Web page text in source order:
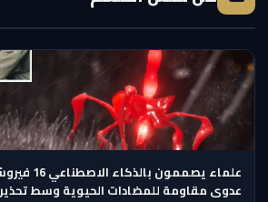
علماء
عدوى مقاومة للمضادات الحيوية وسط